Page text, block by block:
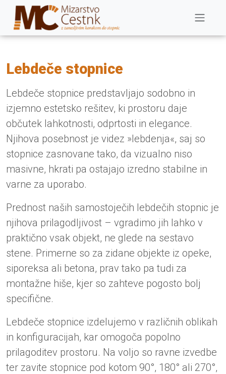
Lebdeče stopnice
Lebdeče stopnice predstavljajo sodobno in
izjemno estetsko rešitev, ki prostoru daje
občutek lahkotnosti, odprtosti in elegance.
Njihova posebnost je videz »lebdenja«, saj so
stopnice zasnovane tako, da vizualno niso
masivne, hkrati pa ostajajo izredno stabilne in
varne za uporabo.
Prednost naših samostoječih lebdečih stopnic je
njihova prilagodljivost – vgradimo jih lahko v
praktično vsak objekt, ne glede na sestavo
stene. Primerne so za zidane objekte iz opeke,
siporeksa ali betona, prav tako pa tudi za
montažne hiše, kjer so zahteve pogosto bolj
specifične.
Lebdeče stopnice izdelujemo v različnih oblikah
in konfiguracijah, kar omogoča popolno
prilagoditev prostoru. Na voljo so ravne izvedbe
ter zavite stopnice pod kotom 90°, 180° ali 270°,